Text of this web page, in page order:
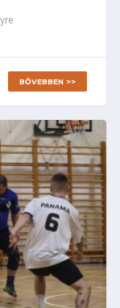
BŐVEBBEN >>